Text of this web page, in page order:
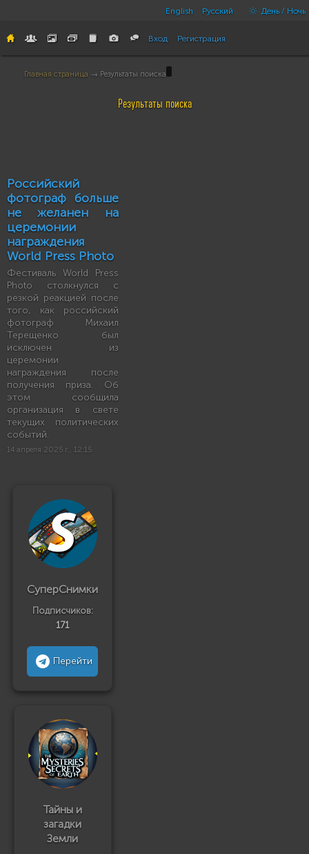
English Русский День / Ночь
Вход Регистрация
Главная страница → Результаты поиска
Результаты поиска
Российский
фотограф больше
не желанен на
церемонии
награждения
World Press Photo
Фестиваль World Press
Photo столкнулся с
резкой реакцией после
того, как российский
фотограф Михаил
Терещенко был
исключен из
церемонии
награждения после
получения приза. Об
этом сообщила
организация в свете
текущих политических
событий.
14 апреля 2025 г., 12:15
СуперСнимки
Подписчиков:
171
Перейти
Тайны и
загадки
Земли